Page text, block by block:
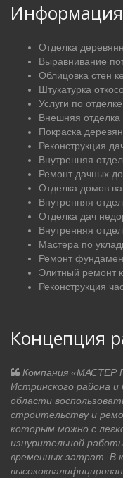
Информация
Отделка
Выравнивание
Облицовка стен
Штукатурка
Услуги по
Внешняя
Покраска
Реконструкция
Внутренняя
Ремонт дачных
Отделка домов
Внутренняя
Отделка дач
Внутренняя
Мастера по
Ремонт
Элитный ремонт
Реконструкция
Концепция
Компания
Истринского района и
области
строительству и
которым можно с
изнурительной
временных затрат. В